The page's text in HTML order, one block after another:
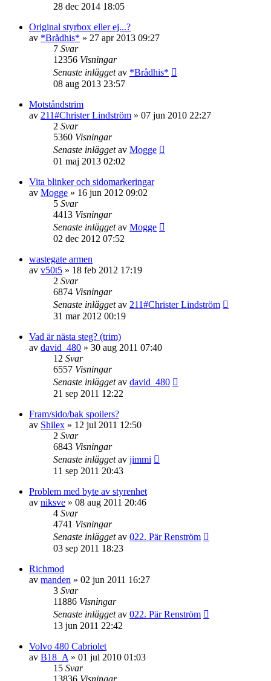
28 dec 2014 18:05
Original styrbox eller ej...?
av *Brådhis* » 27 apr 2013 09:27
7 Svar
12356 Visningar
Senaste inläggetav *Brådhis*
08 aug 2013 23:57
Motståndstrim
av 211#Christer Lindström » 07 jun 2010 22:27
2 Svar
5360 Visningar
Senaste inläggetav Mogge
01 maj 2013 02:02
Vita blinker och sidomarkeringar
av Mogge » 16 jun 2012 09:02
5 Svar
4413 Visningar
Senaste inläggetav Mogge
02 dec 2012 07:52
wastegate armen
av v50t5 » 18 feb 2012 17:19
2 Svar
6874 Visningar
Senaste inläggetav 211#Christer Lindström
31 mar 2012 00:19
Vad är nästa steg? (trim)
av david_480 » 30 aug 2011 07:40
12 Svar
6557 Visningar
Senaste inläggetav david_480
21 sep 2011 12:22
Fram/sido/bak spoilers?
av Shilex » 12 jul 2011 12:50
2 Svar
6843 Visningar
Senaste inläggetav jimmi
11 sep 2011 20:43
Problem med byte av styrenhet
av niksve » 08 aug 2011 20:46
4 Svar
4741 Visningar
Senaste inläggetav 022. Pär Renström
03 sep 2011 18:23
Richmod
av manden » 02 jun 2011 16:27
3 Svar
11886 Visningar
Senaste inläggetav 022. Pär Renström
13 jun 2011 22:42
Volvo 480 Cabriolet
av B18_A » 01 jul 2010 01:03
15 Svar
13836 Visningar